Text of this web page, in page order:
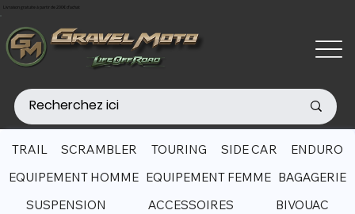
Livraison gratuite à partir de 200€ d'achat
TRAIL SCRAMBLER TOURING SIDE CAR
ENDURO
EQUIPEMENT HOMME EQUIPEMENT FEMME BAGAGERIE
SUSPENSION
ACCESSOIRES
BIVOUAC